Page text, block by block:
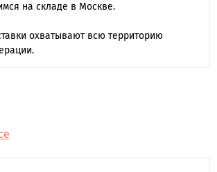
на складе в Москве.
охватывают всю территорию